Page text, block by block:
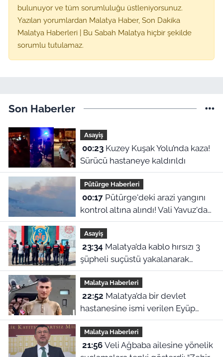
bulunuyor ve tüm sorumluluğu üstleniyorsunuz.
Yazılan yorumlardan Malatya Haber, Son Dakika
Malatya Haberleri | Bu Sabah Malatya hiçbir şekilde
sorumlu tutulamaz.
Son Haberler
Asayiş
00:23Kuzey Kuşak Yolu’nda kaza!
Sürücü hastaneye kaldırıldı
Pütürge Haberleri
00:17Pütürge'deki arazi yangını
kontrol altına alındı! Vali Yavuz'dan
çağrı
Asayiş
23:34
şüpheli suçüstü yakalanarak
tutuklandı
Malatya Haberleri
22:52
hastanesine ismi verilen Eyüp
Hacıoğlu kimdir? İşte duygu dolu
hikayesi
Malatya Haberleri
21:56Veli Ağbaba ailesine yönelik